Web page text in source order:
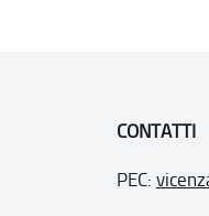
CONTATTI
PEC: